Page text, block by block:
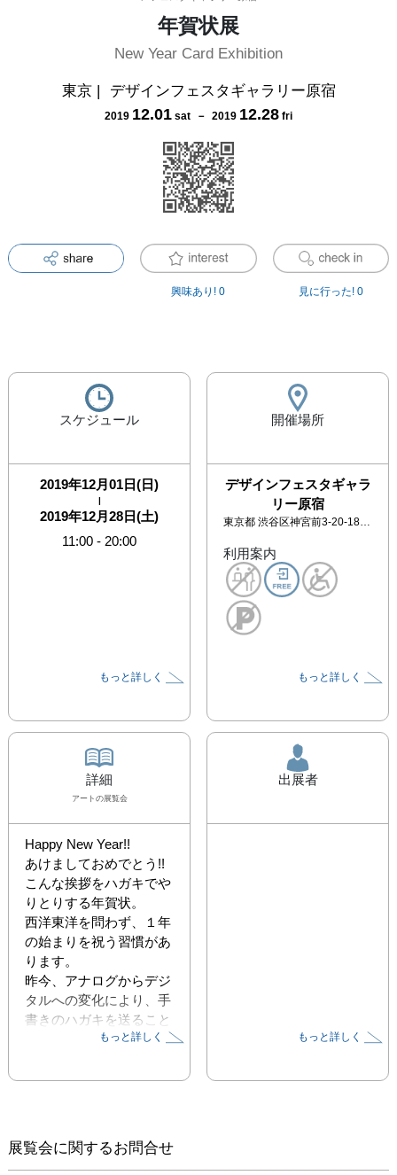
年賀状展
New Year Card Exhibition
東京| デザインフェスタギャラリー原宿
2019 12.01 sat － 2019 12.28 fri
興味あり! 0 見に行った! 0
スケジュール
2019年12月01日(日)
|
2019年12月28日(土)
11:00 - 20:00
もっと詳しく
開催場所
デザインフェスタギャラ
リー原宿
東京都 渋谷区神宮前3-20-18 デザインフェスタギャラリー原宿
利用案内
もっと詳しく
詳細
アート の展覧会
Happy New Year!!
あけましておめでとう!!
こんな挨拶をハガキでや
りとりする年賀状。
西洋東洋を問わず、１年
の始まりを祝う習慣があ
ります。
昨今、アナログからデジ
タルへの変化により、手
書きのハガキを送ること
よりも、日常生活におい
SNSやメールといった、
ぶことが増えてきており
もっと詳しく
出展者
もっと詳しく
展覧会に関するお問合せ